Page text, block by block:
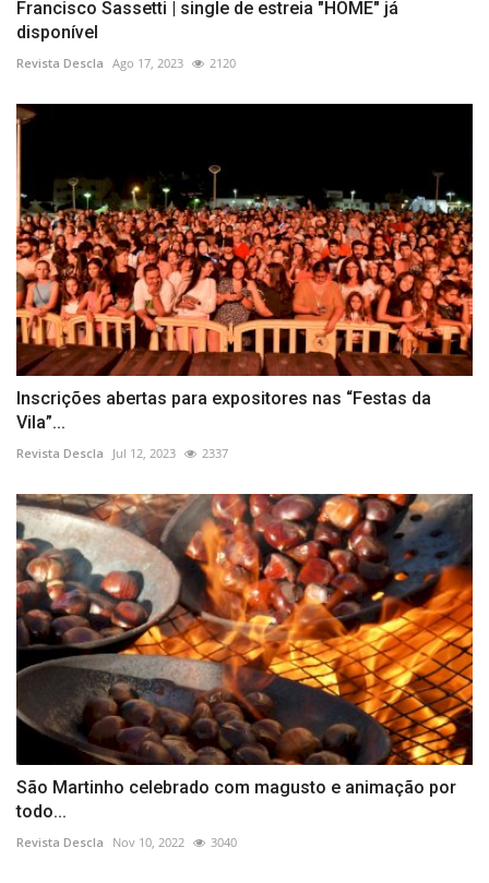
Francisco Sassetti | single de estreia "HOME" já
disponível
Revista Descla Ago 17, 2023 2120
Inscrições abertas para expositores nas “Festas da
Vila”...
Revista Descla Jul 12, 2023 2337
São Martinho celebrado com magusto e animação por
todo...
Revista Descla Nov 10, 2022 3040